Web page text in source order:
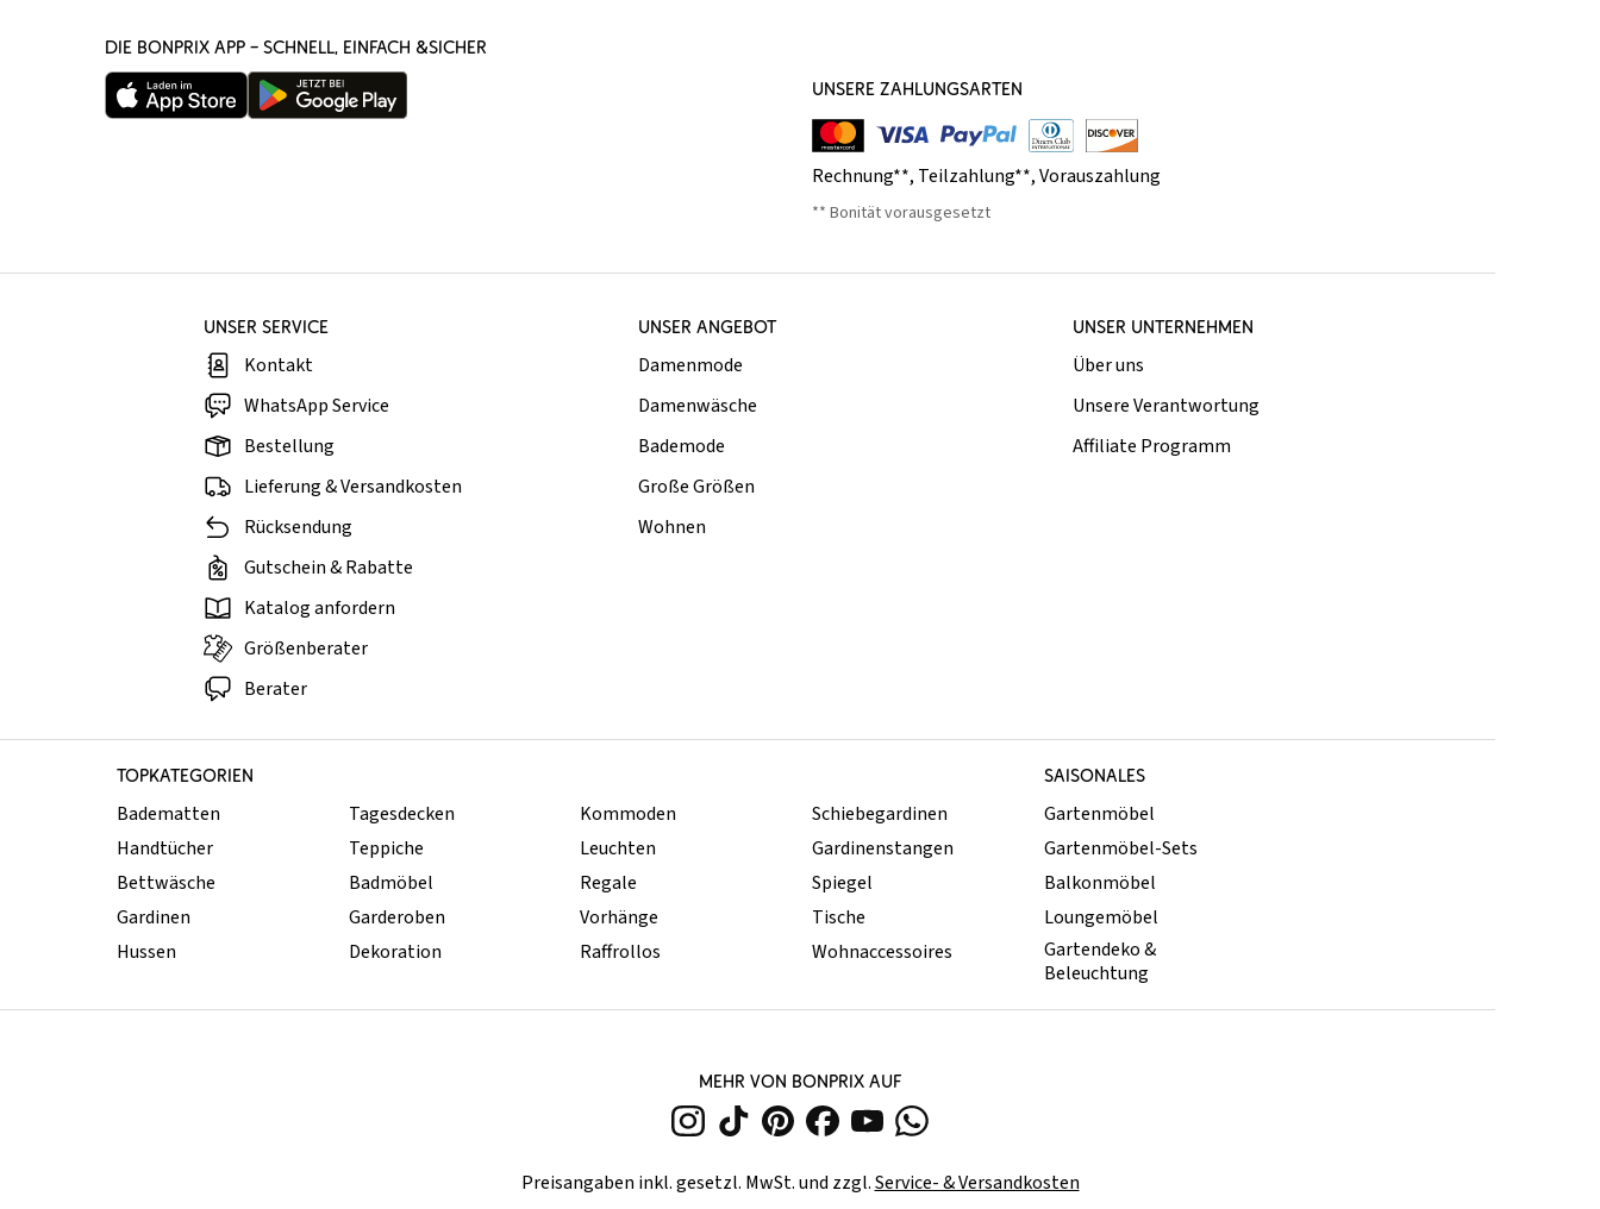
DIE BONPRIX APP – SCHNELL, EINFACH &SICHER
UNSERE ZAHLUNGSARTEN
Rechnung**, Teilzahlung**,Vorauszahlung
** Bonität vorausgesetzt
UNSER SERVICE
Kontakt
WhatsApp Service
Bestellung
Lieferung & Versandkosten
Rücksendung
Gutschein & Rabatte
Katalog anfordern
Größenberater
Berater
UNSER ANGEBOT
Damenmode
Damenwäsche
Bademode
Große Größen
Wohnen
UNSER UNTERNEHMEN
Über uns
Unsere Verantwortung
Affiliate Programm
TOPKATEGORIEN SAISONALES
Badematten
Handtücher
Bettwäsche
Gardinen
Hussen
Tagesdecken
Teppiche
Badmöbel
Garderoben
Dekoration
Kommoden
Leuchten
Regale
Vorhänge
Raffrollos
Schiebegardinen
Gardinenstangen
Spiegel
Tische
Wohnaccessoires
Gartenmöbel
Gartenmöbel-Sets
Balkonmöbel
Loungemöbel
Gartendeko &
Beleuchtung
MEHR VON BONPRIX AUF
Preisangaben inkl. gesetzl. MwSt. und zzgl.Service- & Versandkosten